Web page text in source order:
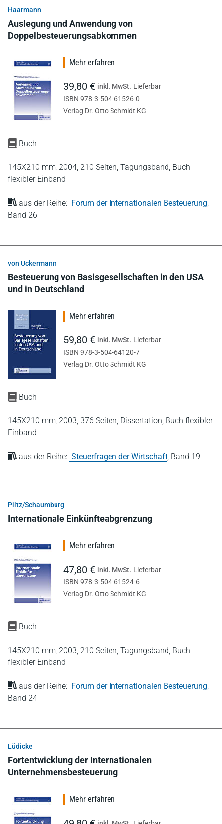
Haarmann
Auslegung und Anwendung von
Doppelbesteuerungsabkommen
Buch
145X210 mm, 2004, 210 Seiten, Tagungsband, Buch
flexibler Einband
aus der Reihe: Forum der Internationalen Besteuerung
Band 26
Mehr erfahren
39,80 € inkl. MwSt. Lieferbar
ISBN 978-3-504-61526-0
Verlag Dr. Otto Schmidt KG
von Uckermann
Besteuerung von Basisgesellschaften in den USA
und in Deutschland
Buch
145X210 mm, 2003, 376 Seiten, Dissertation, Buch flexibler
Einband
aus der Reihe: Steuerfragen der Wirtschaft Band 19
Mehr erfahren
59,80 € inkl. MwSt. Lieferbar
ISBN 978-3-504-64120-7
Verlag Dr. Otto Schmidt KG
Piltz/Schaumburg
Internationale Einkünfteabgrenzung
Buch
145X210 mm, 2003, 210 Seiten, Tagungsband, Buch
flexibler Einband
aus der Reihe: Forum der Internationalen Besteuerung
Band 24
Mehr erfahren
47,80 € inkl. MwSt. Lieferbar
ISBN 978-3-504-61524-6
Verlag Dr. Otto Schmidt KG
Lüdicke
Fortentwicklung der Internationalen
Unternehmensbesteuerung
Mehr erfahren